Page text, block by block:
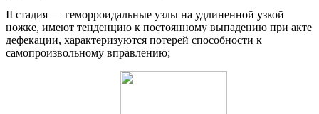
II стадия — геморроидальные узлы на удлиненной узкой
ножке, имеют тенденцию к постоянному выпадению при акте
дефекации, характеризуются потерей способности к
самопроизвольному вправлению;